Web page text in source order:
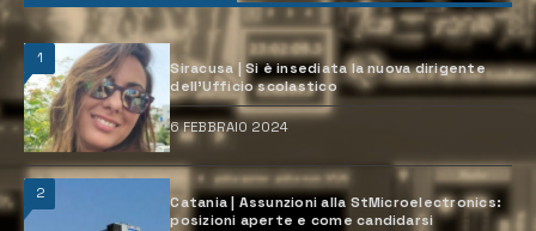
1
Siracusa | Si è insediata la nuova dirigente
dell’Ufficio scolastico
6 FEBBRAIO 2024
2
Catania | Assunzioni alla StMicroelectronics:
posizioni aperte e come candidarsi